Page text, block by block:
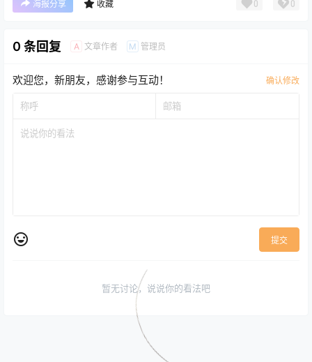
海报分享 收藏 0 0
0 条回复 A 文章作者 M 管理员
欢迎您，新朋友，感谢参与互动！ 确认修改
提交
暂无讨论，说说你的看法吧